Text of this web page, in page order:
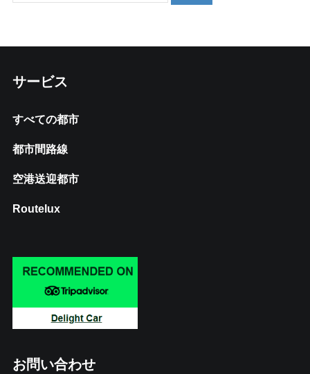
サービス
すべての都市
都市間路線
空港送迎都市
Routelux
お問い合わせ